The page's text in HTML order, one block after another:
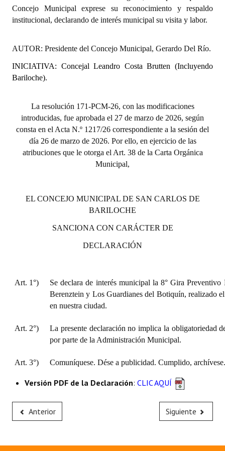
Concejo Municipal exprese su reconocimiento y respaldo
institucional, declarando de interés municipal su visita y labor.
AUTOR: Presidente del Concejo Municipal, Gerardo Del Río.
INICIATIVA: Concejal Leandro Costa Brutten (Incluyendo
Bariloche).
La resolución 171-PCM-26, con las modificaciones
introducidas, fue aprobada el 27 de marzo de 2026, según
consta en el Acta N.º 1217/26 correspondiente a la sesión del
día 26 de marzo de 2026. Por ello, en ejercicio de las
atribuciones que le otorga el Art. 38 de la Carta Orgánica
Municipal,
EL CONCEJO MUNICIPAL DE SAN CARLOS DE
BARILOCHE
SANCIONA CON CARÁCTER DE
DECLARACIÓN
Art. 1°)
Se declara de interés municipal la 8° Gira
Berenztein y Los Guardianes del Botiquín, realizado
en nuestra ciudad.
Art. 2°)
La presente declaración no implica la obligatoriedad
por parte de la Administración Municipal.
Art. 3°) Comuníquese. Dése a publicidad. Cumplido, archívese.
Versión PDF de la Declaración: CLIC AQUÍ
Anterior Siguiente